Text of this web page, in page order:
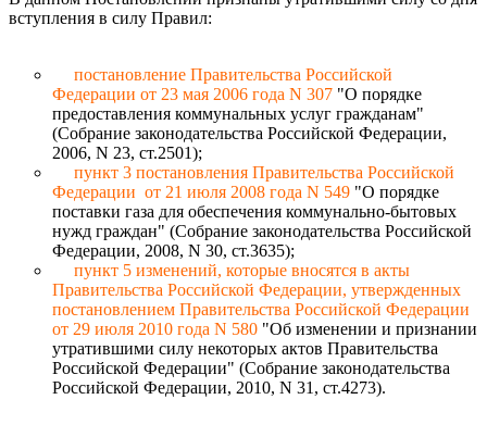
вступления в силу Правил:
постановление Правительства Российской
Федерации от 23 мая 2006 года N 307 "О порядке
предоставления коммунальных услуг гражданам"
(Собрание законодательства Российской Федерации,
2006, N 23, ст.2501);
пункт 3 постановления Правительства Российской
Федерации от 21 июля 2008 года N 549 "О порядке
поставки газа для обеспечения коммунально-бытовых
нужд граждан" (Собрание законодательства Российской
Федерации, 2008, N 30, ст.3635);
пункт 5 изменений, которые вносятся в акты
Правительства Российской Федерации, утвержденных
постановлением Правительства Российской Федерации
от 29 июля 2010 года N 580 "Об изменении и признании
утратившими силу некоторых актов Правительства
Российской Федерации" (Собрание законодательства
Российской Федерации, 2010, N 31, ст.4273).